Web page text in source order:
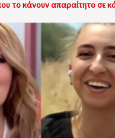
το κάνουν απαραίτητο σε